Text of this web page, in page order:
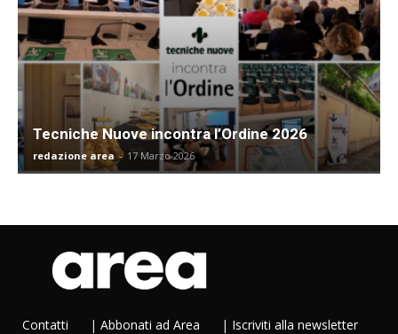
Tecniche Nuove incontra l’Ordine 2026
redazione area - 17 Marzo 2026
Contatti | Abbonati ad Area | Iscriviti alla newsletter